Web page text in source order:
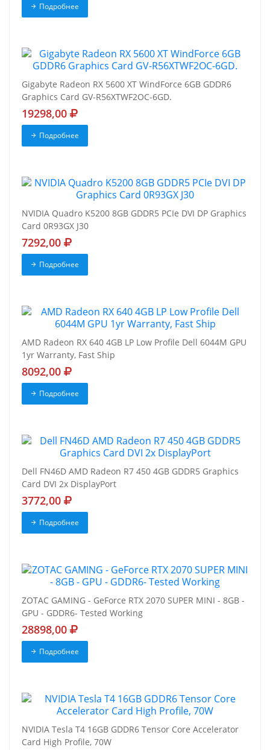
Подробнее
Gigabyte Radeon RX 5600 XT WindForce 6GB GDDR6
Graphics Card GV-R56XTWF2OC-6GD.
19298,00
Подробнее
NVIDIA Quadro K5200 8GB GDDR5 PCIe DVI DP Graphics
Card 0R93GX J30
7292,00
Подробнее
AMD Radeon RX 640 4GB LP Low Profile Dell 6044M GPU
1yr Warranty, Fast Ship
8092,00
Подробнее
Dell FN46D AMD Radeon R7 450 4GB GDDR5 Graphics
Card DVI 2x DisplayPort
3772,00
Подробнее
ZOTAC GAMING - GeForce RTX 2070 SUPER MINI - 8GB -
GPU - GDDR6- Tested Working
28898,00
Подробнее
NVIDIA Tesla T4 16GB GDDR6 Tensor Core Accelerator
Card High Profile, 70W